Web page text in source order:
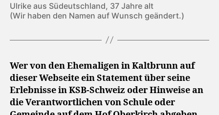
Ulrike aus Südeutschland, 37 Jahre alt
(Wir haben den Namen auf Wunsch geändert.)
Wer von den Ehemaligen in Kaltbrunn auf
dieser Webseite ein Statement über seine
Erlebnisse in KSB-Schweiz oder Hinweise an
die Verantwortlichen von Schule oder